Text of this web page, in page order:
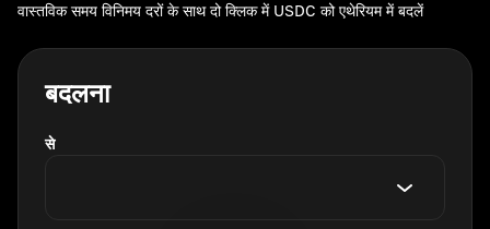
वास्तविक समय विनिमय दरों के साथ दो क्लिक में USDC को एथेरियम में बदलें
बदलना
से